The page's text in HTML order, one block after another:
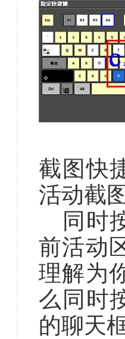
截图快
活动截图
同时
前活动
理解为
么同时
的聊天